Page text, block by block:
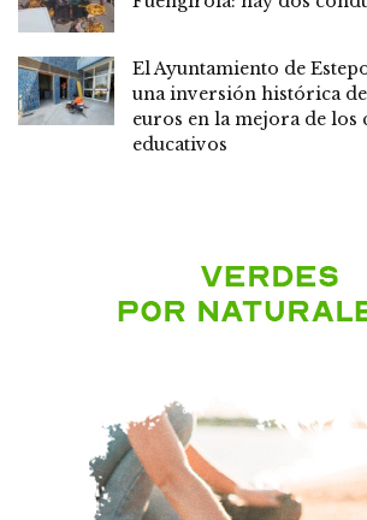
El Ayuntamiento de
una inversión histórica
euros en la mejora de los
educativos